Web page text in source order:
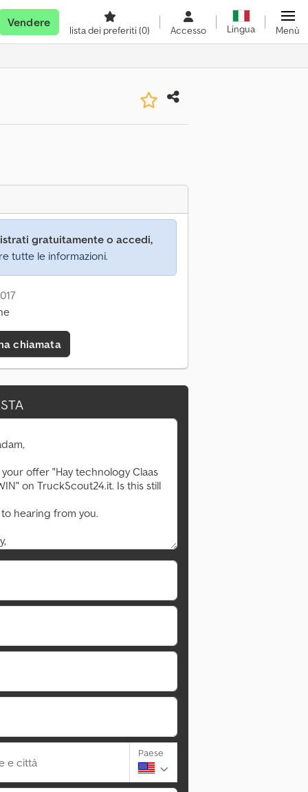
Vendere
lista dei preferiti (0) Accesso Lingua Menù
gratuitamente o accedi,
tutte le informazioni.
chiamata
e città
Paese